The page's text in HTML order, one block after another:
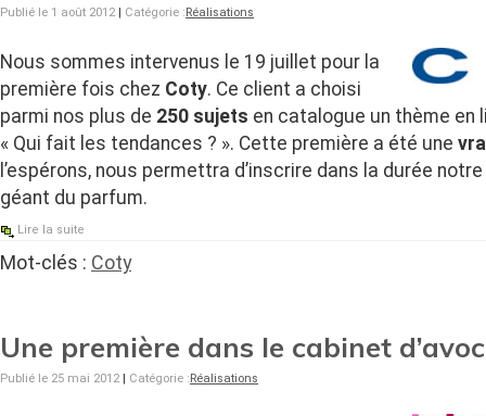
Publié le 1 août 2012| Catégorie : Réalisations
Nous sommes intervenus le 19 juillet pour la
première fois chez Coty. Ce client a choisi
parmi nos plus de 250 sujets en catalogue un thème en
« Qui fait les tendances ? ». Cette première a été une
l’espérons, nous permettra d’inscrire dans la durée
géant du parfum.
Lire la suite
Mot-clés : Coty
Une première dans le cabinet
Publié le 25 mai 2012| Catégorie : Réalisations